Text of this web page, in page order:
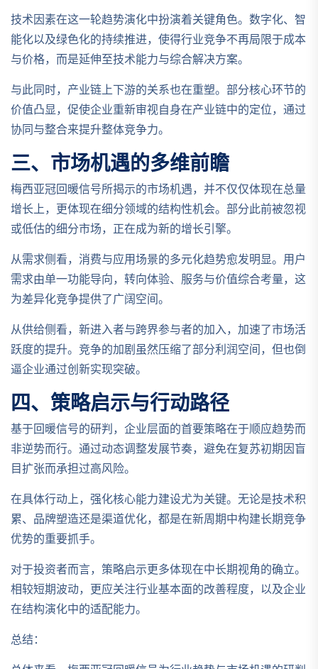
技术因素在这一轮趋势演化中扮演着关键角色。数字化、智
能化以及绿色化的持续推进，使得行业竞争不再局限于成本
与价格，而是延伸至技术能力与综合解决方案。
与此同时，产业链上下游的关系也在重塑。部分核心环节的
价值凸显，促使企业重新审视自身在产业链中的定位，通过
协同与整合来提升整体竞争力。
三、市场机遇的多维前瞻
梅西亚冠回暖信号所揭示的市场机遇，并不仅仅体现在总量
增长上，更体现在细分领域的结构性机会。部分此前被忽视
或低估的细分市场，正在成为新的增长引擎。
从需求侧看，消费与应用场景的多元化趋势愈发明显。用户
需求由单一功能导向，转向体验、服务与价值综合考量，这
为差异化竞争提供了广阔空间。
从供给侧看，新进入者与跨界参与者的加入，加速了市场活
跃度的提升。竞争的加剧虽然压缩了部分利润空间，但也倒
逼企业通过创新实现突破。
四、策略启示与行动路径
基于回暖信号的研判，企业层面的首要策略在于顺应趋势而
非逆势而行。通过动态调整发展节奏，避免在复苏初期因盲
目扩张而承担过高风险。
在具体行动上，强化核心能力建设尤为关键。无论是技术积
累、品牌塑造还是渠道优化，都是在新周期中构建长期竞争
优势的重要抓手。
对于投资者而言，策略启示更多体现在中长期视角的确立。
相较短期波动，更应关注行业基本面的改善程度，以及企业
在结构演化中的适配能力。
总结：